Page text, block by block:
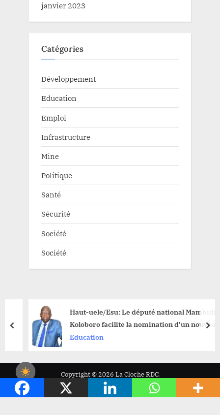
janvier 2023
Catégories
Développement
Education
Emploi
Infrastructure
Mine
Politique
Santé
Sécurité
Société
Société
Haut-uele/Esu: Le député national Mambidi
Koloboro facilite la nomination d’un nouveau
Comité de Gestion à l’université de l’Uele
Education
prev
Copyright © 2026 La Cloche RDC.
Powered by
PressBook News WordPress theme